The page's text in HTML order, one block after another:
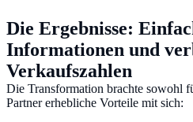
Die Ergebnisse:
Informationen und
Verkaufszahlen
Die Transformation brachte sowohl
Partner erhebliche Vorteile mit sich: